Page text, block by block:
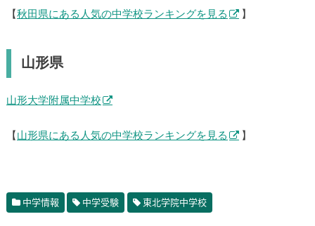
【 秋田県にある人気の中学校ランキングを見る 】
山形県
山形大学附属中学校
【 山形県にある人気の中学校ランキングを見る 】
中学情報 中学受験 東北学院中学校